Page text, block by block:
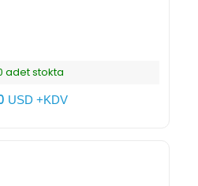
adet stokta
USD +KDV